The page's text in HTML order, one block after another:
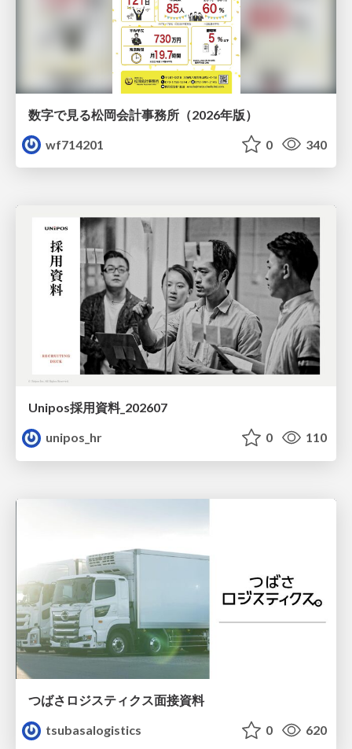
数字で見る松岡会計事務所（2026年版）
wf714201
0 340
Unipos採用資料_202607
unipos_hr
0 110
つばさロジスティクス面接資料
tsubasalogistics
0 620